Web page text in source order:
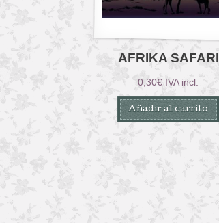
AFRIKA SAFARI
0,30€ IVA incl.
Añadir al carrito